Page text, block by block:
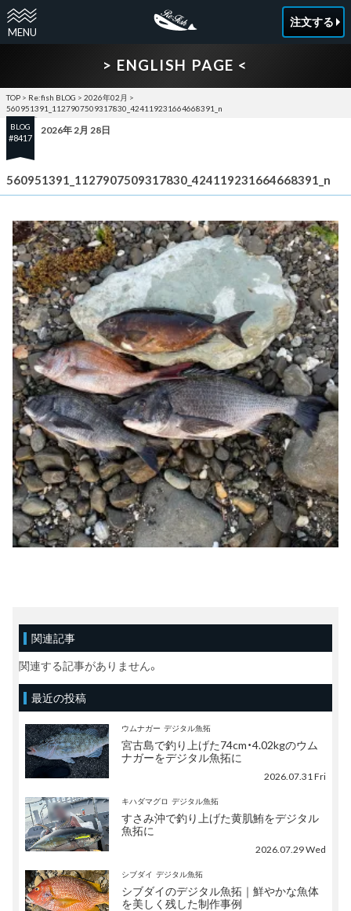
注文する
> ENGLISH PAGE <
TOP > Re:fish BLOG > 2026年02月 >
560951391_1127907509317830_424119231664668391_n
BLOG
#8417
2026年 2月 28日
560951391_1127907509317830_424119231664668391_n
関連記事
関連する記事がありません。
最近の投稿
ウムナガー デジタル魚拓
宮古島で釣り上げた74cm・4.02kgのウム
ナガーをデジタル魚拓に
2026.07.31 Fri
キハダマグロ デジタル魚拓
すさみ沖で釣り上げた黄肌鮪をデジタル
魚拓に
2026.07.29 Wed
シブダイ デジタル魚拓
シブダイのデジタル魚拓｜鮮やかな魚体
を美しく残した制作事例